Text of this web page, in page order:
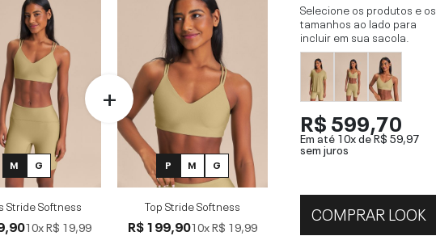
M G
Stride Softness
10xR$ 19,99
P M G
Top Stride Softness
R$ 199,9010xR$ 19,99
Selecione os produtos e os
tamanhos ao lado para
incluir em sua sacola.
R$ 599,70
Em até 10x deR$ 59,97
sem juros
COMPRAR LOOK